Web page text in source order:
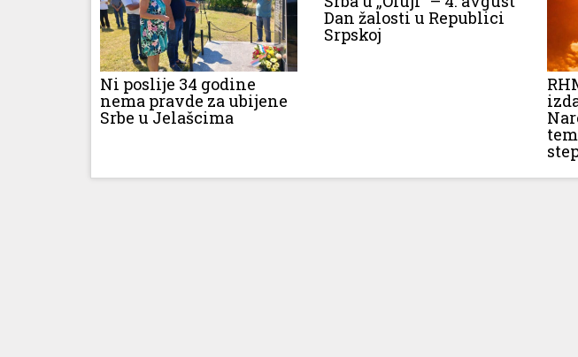
Ni poslije 34 godine
nema pravde za ubijene
Srbe u Jelašcima
Dan žalosti u Republici
Srpskoj